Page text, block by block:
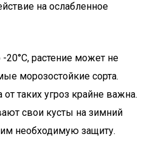
на ослабленное
20°C, растение может не
морозостойкие сорта.
таких угроз крайне важна.
свои кусты на зимний
необходимую защиту.